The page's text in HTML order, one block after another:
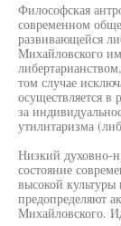
Философская
современном
развивающейся
Михайловского
том случае
осуществляется в
за
утилитаризма
Низкий духовно-
состояние
высокой
предопределяют
Михайловского.